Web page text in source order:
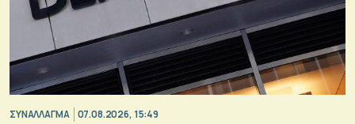
ΣΥΝΑΛΛΑΓΜΑ 07.08.2026, 15:49